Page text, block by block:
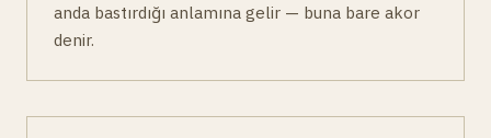
anda bastırdığı anlamına gelir — buna bare akor
denir.